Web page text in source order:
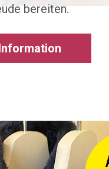
bereiten.